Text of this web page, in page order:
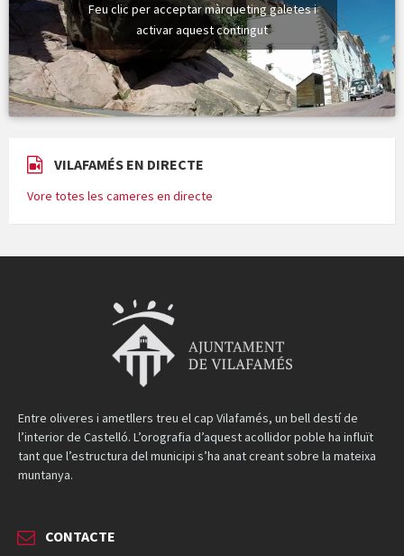
Feu clic per acceptar màrqueting galetes i
activar aquest contingut
VILAFAMÉS EN DIRECTE
Vore totes les cameres en directe
Entre oliveres i ametllers treu el cap Vilafamés, un bell destí de
l’interior de Castelló. L’orografia d’aquest acollidor poble ha influït
tant que l’estructura del municipi s’ha anat creant sobre la mateixa
muntanya.
CONTACTE